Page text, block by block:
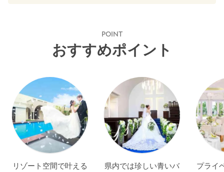
POINT
おすすめポイント
リゾート空間で叶える
県内では珍しい青いバ
プライ